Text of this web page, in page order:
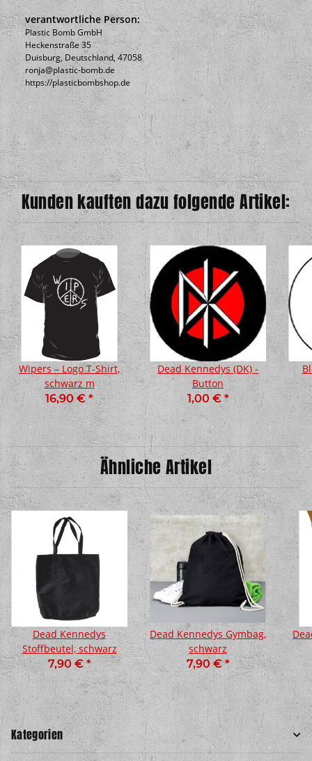
verantwortliche Person:
Plastic Bomb GmbH
Heckenstraße 35
Duisburg, Deutschland, 47058
ronja@plastic-bomb.de
https://plasticbombshop.de
Kunden kauften dazu folgende Artikel:
Wipers – Logo T-Shirt,
schwarz m
16,90 €*
Dead Kennedys (DK) -
Button
1,00 € *
Ähnliche Artikel
Dead Kennedys
Stoffbeutel, schwarz
7,90 €*
Dead Kennedys Gymbag,
schwarz
7,90 €*
Kategorien